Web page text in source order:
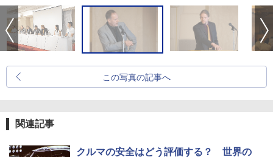
この写真の記事へ
関連記事
クルマの安全はどう評価する？ 世界の